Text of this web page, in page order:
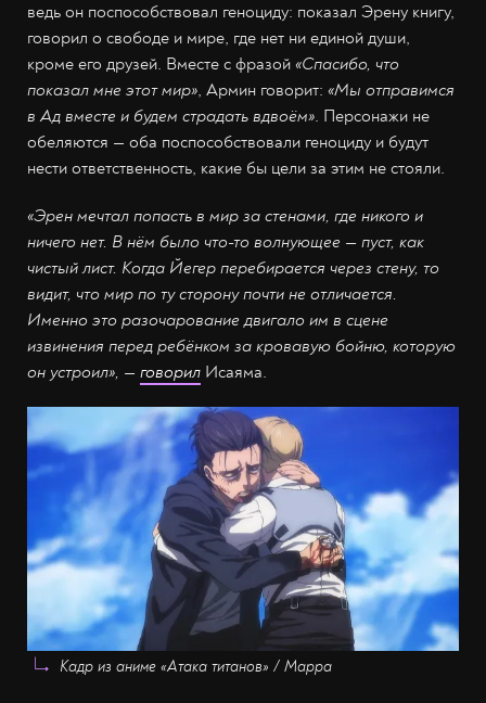
ведь он поспособствовал геноциду: показал Эрену книгу,
говорил о свободе и мире, где нет ни единой души,
кроме его друзей. Вместе с фразой «Спасибо, что
показал мне этот мир», Армин говорит: «Мы отправимся
в Ад вместе и будем страдать вдвоём». Персонажи не
обеляются — оба поспособствовали геноциду и будут
нести ответственность, какие бы цели за этим не стояли.
«Эрен мечтал попасть в мир за стенами, где никого и
ничего нет. В нём было что-то волнующее — пуст, как
чистый лист. Когда Йегер перебирается через стену, то
видит, что мир по ту сторону почти не отличается.
Именно это разочарование двигало им в сцене
извинения перед ребёнком за кровавую бойню, которую
он устроил», — говорил Исаяма.
Кадр из аниме «Атака титанов» / Mappa